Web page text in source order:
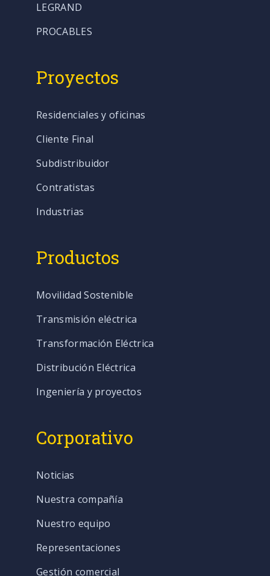
LEGRAND
PROCABLES
Proyectos
Residenciales y oficinas
Cliente Final
Subdistribuidor
Contratistas
Industrias
Productos
Movilidad Sostenible
Transmisión eléctrica
Transformación Eléctrica
Distribución Eléctrica
Ingeniería y proyectos
Corporativo
Noticias
Nuestra compañía
Nuestro equipo
Representaciones
Gestión comercial